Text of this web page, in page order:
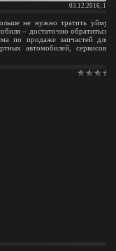
03.12.2016, 11:02
не нужно тратить уйму
– достаточно обратиться
по продаже запчастей для
автомобилей, сервисов,